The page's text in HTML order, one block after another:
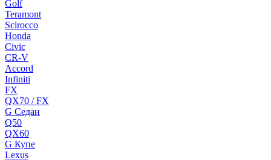
Golf
Teramont
Scirocco
Honda
Civic
CR-V
Accord
Infiniti
FX
QX70 / FX
G Cедан
Q50
QX60
G Купе
Lexus